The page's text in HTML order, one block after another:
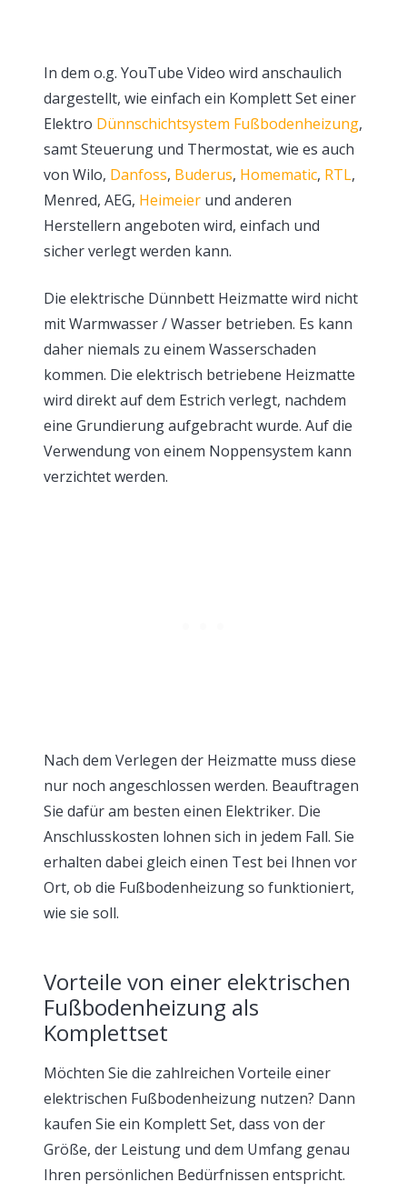
In dem o.g. YouTube Video wird anschaulich
dargestellt, wie einfach ein Komplett Set einer
Elektro Dünnschichtsystem Fußbodenheizung,
samt Steuerung und Thermostat, wie es auch
von Wilo, Danfoss, Buderus, Homematic, RTL,
Menred, AEG, Heimeier und anderen
Herstellern angeboten wird, einfach und
sicher verlegt werden kann.
Die elektrische Dünnbett Heizmatte wird nicht
mit Warmwasser / Wasser betrieben. Es kann
daher niemals zu einem Wasserschaden
kommen. Die elektrisch betriebene Heizmatte
wird direkt auf dem Estrich verlegt, nachdem
eine Grundierung aufgebracht wurde. Auf die
Verwendung von einem Noppensystem kann
verzichtet werden.
Nach dem Verlegen der Heizmatte muss diese
nur noch angeschlossen werden. Beauftragen
Sie dafür am besten einen Elektriker. Die
Anschlusskosten lohnen sich in jedem Fall. Sie
erhalten dabei gleich einen Test bei Ihnen vor
Ort, ob die Fußbodenheizung so funktioniert,
wie sie soll.
Vorteile von einer elektrischen
Fußbodenheizung als
Komplettset
Möchten Sie die zahlreichen Vorteile einer
elektrischen Fußbodenheizung nutzen? Dann
kaufen Sie ein Komplett Set, dass von der
Größe, der Leistung und dem Umfang genau
Ihren persönlichen Bedürfnissen entspricht.